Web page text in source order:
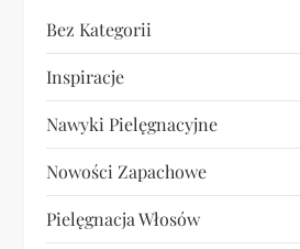
Bez Kategorii
Inspiracje
Nawyki Pielęgnacyjne
Nowości Zapachowe
Pielęgnacja Włosów